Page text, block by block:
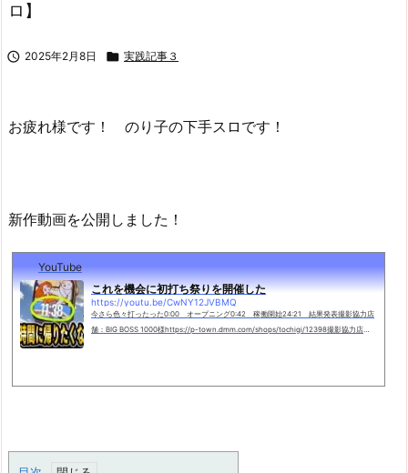
ロ】
 2025年2月8日  実践記事３
お疲れ様です！ のり子の下手スロです！
新作動画を公開しました！
YouTube
これを機会に初打ち祭りを開催した
https://youtu.be/CwNY12JVBMQ
今さら色々打ったった0:00 オープニング0:42 稼働開始24:21 結果発表撮影協力店
舗：BIG BOSS 1000様https://p-town.dmm.com/shops/tochigi/12398撮影協力店